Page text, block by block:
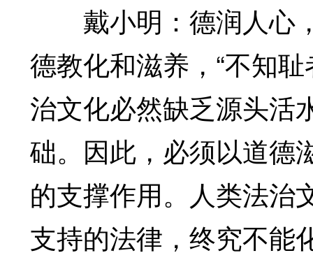
戴小明：德润人心
德教化和滋养，“不知
治文化必然缺乏源头活
础。因此，必须以道德
的支撑作用。人类法治
支持的法律，终究不能